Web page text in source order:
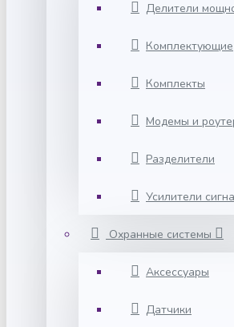
Делители
Комплектующие
Комплекты
Модемы и
Разделители
Усилители
Охранные системы
Аксессуары
Датчики